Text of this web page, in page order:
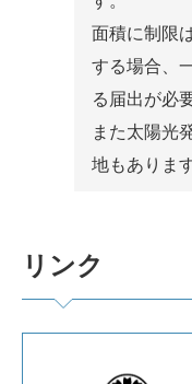
面積に制限
する場合、
る届出が必
また太陽光
地もあります
リンク